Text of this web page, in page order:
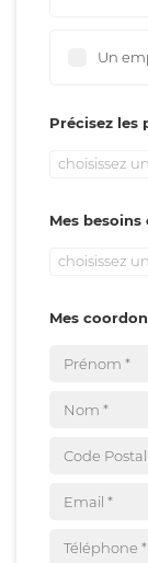
Un
Précisez les
choisissez
Mes
choisissez
Mes